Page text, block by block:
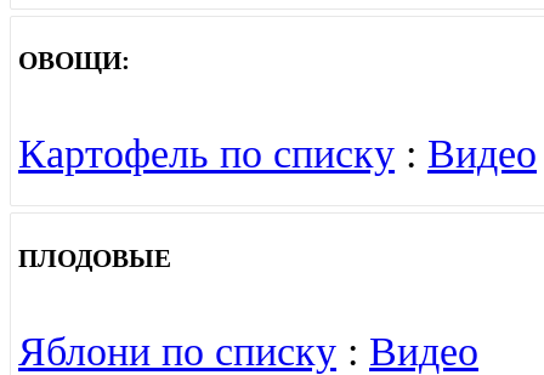
ОВОЩИ:
Картофель по списку : Видео
ПЛОДОВЫЕ
Яблони по списку : Видео